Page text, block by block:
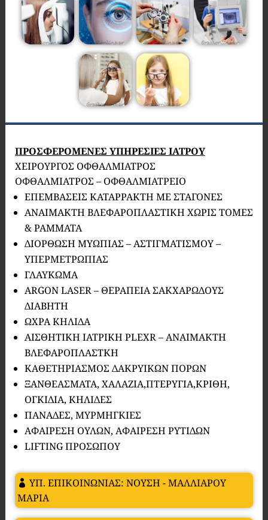
ΠΡΟΣΦΕΡΟΜΕΝΕΣ ΥΠΗΡΕΣΙΕΣ ΙΑΤΡΟΥ
ΧΕΙΡΟΥΡΓΟΣ ΟΦΘΑΛΜΙΑΤΡΟΣ
ΟΦΘΑΛΜΙΑΤΡΟΣ – ΟΦΘΑΛΜΙΑΤΡΕΙΟ
ΕΠΕΜΒΑΣΕΙΣ ΚΑΤΑΡΡΑΚΤΗ ΜΕ ΣΤΑΓΟΝΕΣ
ΑΝΑΙΜΑΚΤΗ ΒΛΕΦΑΡΟΠΛΑΣΤΙΚΗ ΧΩΡΙΣ ΤΟΜΕΣ
& ΡΑΜΜΑΤΑ
ΔΙΟΡΘΩΣΗ ΜΥΩΠΙΑΣ – ΑΣΤΙΓΜΑΤΙΣΜΟΥ –
ΥΠΕΡΜΕΤΡΩΠΙΑΣ
ΓΛΑΥΚΩΜΑ
ARGON LASER – ΘΕΡΑΠΕΙΑ ΣΑΚΧΑΡΩΔΟΥΣ
ΔΙΑΒΗΤΗ
ΩΧΡΑ ΚΗΛΙΔΑ
ΑΙΣΘΗΤΙΚΗ ΙΑΤΡΙΚΗ PLEXR – ΑΝΑΙΜΑΚΤΗ
ΒΛΕΦΑΡΟΠΛΑΣΤΚΗ
ΚΑΘΕΤΗΡΙΑΣΜΟΣ ΔΑΚΡΥΙΚΩΝ ΠΟΡΩΝ
ΞΑΝΘΕΑΣΜΑΤΑ, ΧΑΛΑΖΙΑ,ΠΤΕΡΥΓΙΑ,ΚΡΙΘΗ,
ΟΓΚΙΔΙΑ, ΚΗΛΙΔΕΣ
ΠΑΝΑΔΕΣ, ΜΥΡΜΗΓΚΙΕΣ
ΑΦΑΙΡΕΣΗ ΟΥΛΩΝ, ΑΦΑΙΡΕΣΗ ΡΥΤΙΔΩΝ
LIFTING ΠΡΟΣΩΠΟΥ
ΥΠ. ΕΠΙΚΟΙΝΩΝΙΑΣ: ΝΟΥΣΗ - ΜΑΛΛΙΑΡΟΥ
ΜΑΡΙΑ